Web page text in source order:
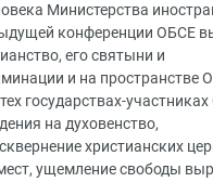
Министерства
конференции ОБСЕ
его святыни и
и на пространстве
государствах-
на духовенство,
христианских
ущемление свободы